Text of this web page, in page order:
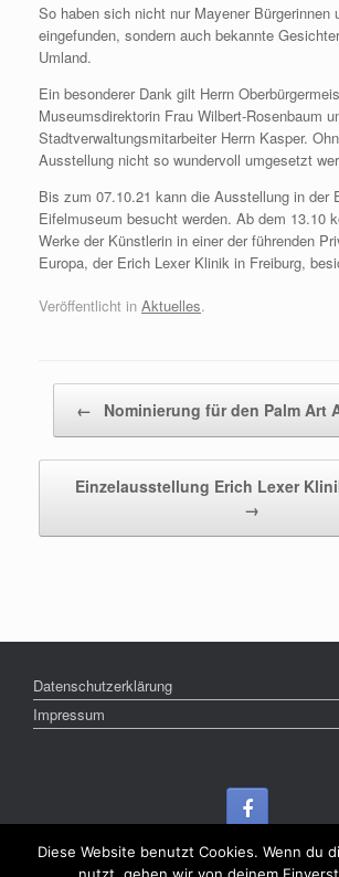
So haben sich nicht nur Mayener Bürgerinnen
eingefunden, sondern auch bekannte
Umland.
Ein besonderer Dank gilt Herrn
Museumsdirektorin Frau Wilbert-Rosenbaum
Stadtverwaltungsmitarbeiter Herrn Kasper.
Ausstellung nicht so wundervoll umgesetzt
Bis zum 07.10.21 kann die Ausstellung in der
Eifelmuseum besucht werden. Ab dem 13.10
Werke der Künstlerin in einer der führenden
Europa, der Erich Lexer Klinik in Freiburg,
Veröffentlicht in Aktuelles.
← Nominierung für den Palm Art
Einzelausstellung Erich Lexer
→
Datenschutzerklärung
Impressum
Diese Website benutzt Cookies. Wenn du